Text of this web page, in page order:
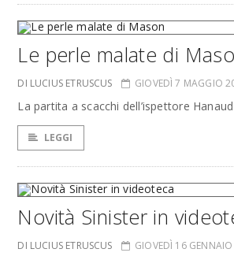
Le perle malate di
DI LUCIUS ETRUSCUS GIOVEDÌ 7 MAGGIO
La partita a scacchi dell’ispettore Hanaud
LEGGI
Novità Sinister in
DI LUCIUS ETRUSCUS GIOVEDÌ 16